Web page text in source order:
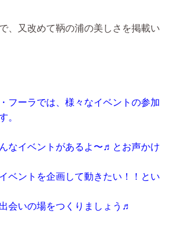
、又改めて鞆の浦の美しさを掲載い
フーラでは、様々なイベントの参加
。
なイベントがあるよ〜♬とお声かけ
ベントを企画して動きたい！！とい
会いの場をつくりましょう♬